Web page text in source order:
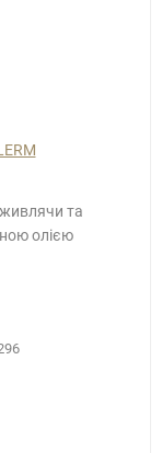
та
олією